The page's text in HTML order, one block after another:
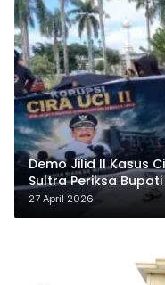
Demo Jilid II Kasus
Sultra Periksa
27 April 2026